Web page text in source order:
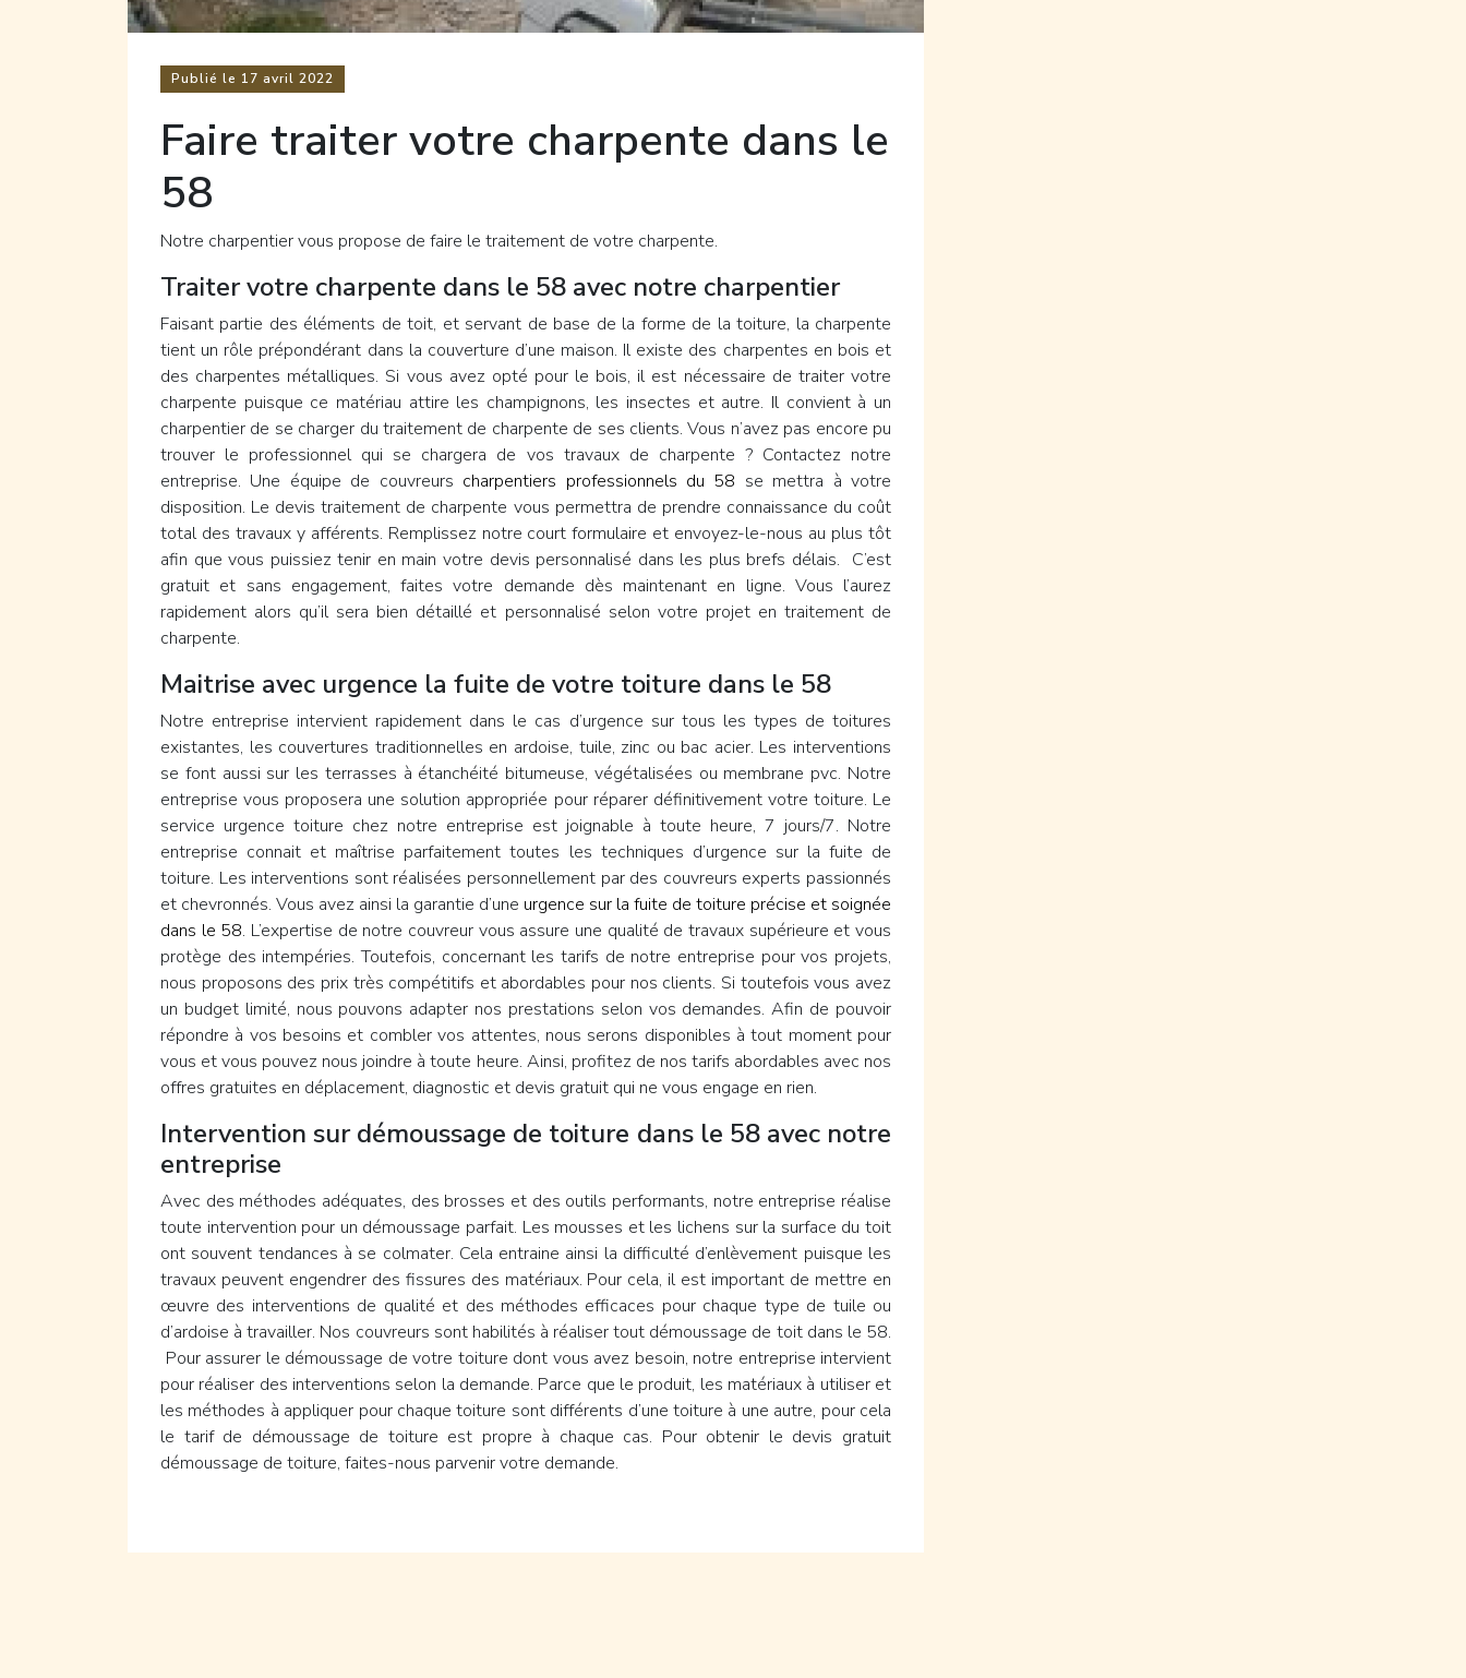
Publié le 17 avril 2022
Faire traiter votre charpente dans le
58
Notre charpentier vous propose de faire le traitement de votre charpente.
Traiter votre charpente dans le 58 avec notre charpentier
Faisant partie des éléments de toit, et servant de base de la forme de la toiture, la charpente
tient un rôle prépondérant dans la couverture d’une maison. Il existe des charpentes en bois et
des charpentes métalliques. Si vous avez opté pour le bois, il est nécessaire de traiter votre
charpente puisque ce matériau attire les champignons, les insectes et autre. Il convient à un
charpentier de se charger du traitement de charpente de ses clients. Vous n’avez pas encore pu
trouver le professionnel qui se chargera de vos travaux de charpente ? Contactez notre
entreprise. Une équipe de couvreurs charpentiers professionnels du 58 se mettra à votre
disposition. Le devis traitement de charpente vous permettra de prendre connaissance du coût
total des travaux y afférents. Remplissez notre court formulaire et envoyez-le-nous au plus tôt
afin que vous puissiez tenir en main votre devis personnalisé dans les plus brefs délais. C’est
gratuit et sans engagement, faites votre demande dès maintenant en ligne. Vous l’aurez
rapidement alors qu’il sera bien détaillé et personnalisé selon votre projet en traitement de
charpente.
Maitrise avec urgence la fuite de votre toiture dans le 58
Notre entreprise intervient rapidement dans le cas d’urgence sur tous les types de toitures
existantes, les couvertures traditionnelles en ardoise, tuile, zinc ou bac acier. Les interventions
se font aussi sur les terrasses à étanchéité bitumeuse, végétalisées ou membrane pvc. Notre
entreprise vous proposera une solution appropriée pour réparer définitivement votre toiture. Le
service urgence toiture chez notre entreprise est joignable à toute heure, 7 jours/7. Notre
entreprise connait et maîtrise parfaitement toutes les techniques d’urgence sur la fuite de
toiture. Les interventions sont réalisées personnellement par des couvreurs experts passionnés
et chevronnés. Vous avez ainsi la garantie d’une urgence sur la fuite de toiture précise et soignée
dans le 58. L’expertise de notre couvreur vous assure une qualité de travaux supérieure et vous
protège des intempéries. Toutefois, concernant les tarifs de notre entreprise pour vos projets,
nous proposons des prix très compétitifs et abordables pour nos clients. Si toutefois vous avez
un budget limité, nous pouvons adapter nos prestations selon vos demandes. Afin de pouvoir
répondre à vos besoins et combler vos attentes, nous serons disponibles à tout moment pour
vous et vous pouvez nous joindre à toute heure. Ainsi, profitez de nos tarifs abordables avec nos
offres gratuites en déplacement, diagnostic et devis gratuit qui ne vous engage en rien.
Intervention sur démoussage de toiture dans le 58 avec notre
entreprise
Avec des méthodes adéquates, des brosses et des outils performants, notre entreprise réalise
toute intervention pour un démoussage parfait. Les mousses et les lichens sur la surface du toit
ont souvent tendances à se colmater. Cela entraine ainsi la difficulté d’enlèvement puisque les
travaux peuvent engendrer des fissures des matériaux. Pour cela, il est important de mettre en
œuvre des interventions de qualité et des méthodes efficaces pour chaque type de tuile ou
d’ardoise à travailler. Nos couvreurs sont habilités à réaliser tout démoussage de toit dans le 58.
Pour assurer le démoussage de votre toiture dont vous avez besoin, notre entreprise intervient
pour réaliser des interventions selon la demande. Parce que le produit, les matériaux à utiliser et
les méthodes à appliquer pour chaque toiture sont différents d’une toiture à une autre, pour cela
le tarif de démoussage de toiture est propre à chaque cas. Pour obtenir le devis gratuit
démoussage de toiture, faites-nous parvenir votre demande.